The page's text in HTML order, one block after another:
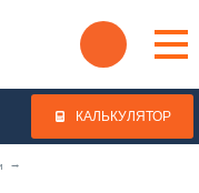
КАЛЬКУЛЯТОР